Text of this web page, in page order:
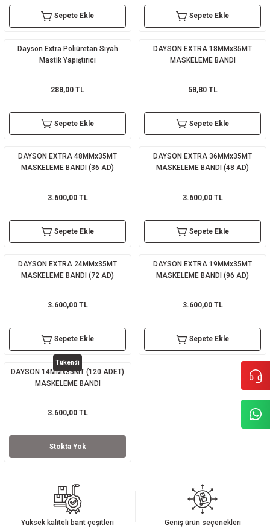
Sepete Ekle Sepete Ekle
Dayson Extra Poliüretan Siyah
Mastik Yapıştırıcı
288,00 TL
Sepete Ekle
DAYSON EXTRA 18MMx35MT
MASKELEME BANDI
58,80 TL
Sepete Ekle
DAYSON EXTRA 48MMx35MT
MASKELEME BANDI (36 AD)
3.600,00 TL
Sepete Ekle
DAYSON EXTRA 36MMx35MT
MASKELEME BANDI (48 AD)
3.600,00 TL
Sepete Ekle
DAYSON EXTRA 24MMx35MT
MASKELEME BANDI (72 AD)
3.600,00 TL
Sepete Ekle
DAYSON EXTRA 19MMx35MT
MASKELEME BANDI (96 AD)
3.600,00 TL
Sepete Ekle
Tükendi
DAYSON 14MMx35MT (120 ADET)
MASKELEME BANDI
3.600,00 TL
Stokta Yok
Yüksek kaliteli bant çeşitleri Geniş ürün seçenekleri